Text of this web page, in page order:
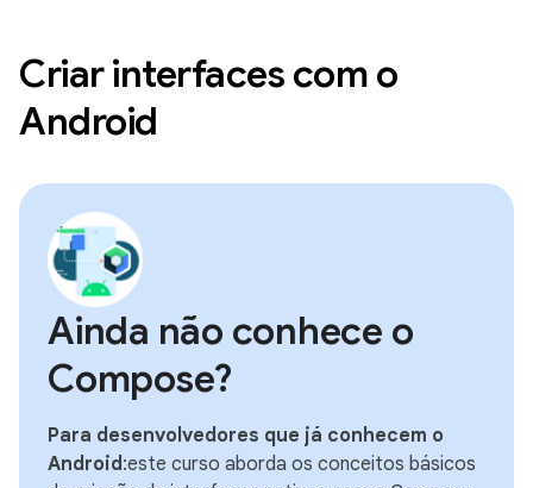
Criar interfaces com o
Android
Ainda não conhece o
Compose?
Para desenvolvedores que já conhecem o
Android:este curso aborda os conceitos básicos